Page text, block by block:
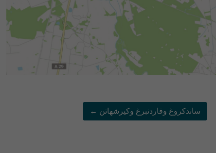
ساندكروغ وفاردنبرغ وكيرشهاتن ←